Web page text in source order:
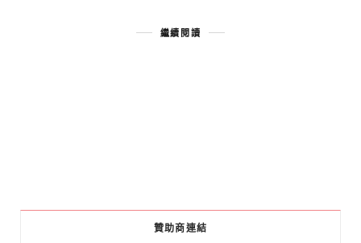
繼續閱讀
贊助商連結